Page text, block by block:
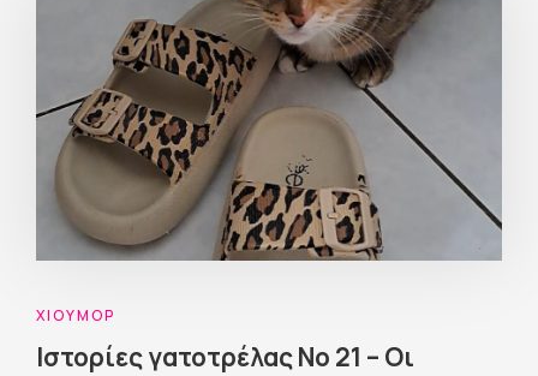
ΧΙΟΎΜΟΡ
Ιστορίες γατοτρέλας Νο 21 – Οι